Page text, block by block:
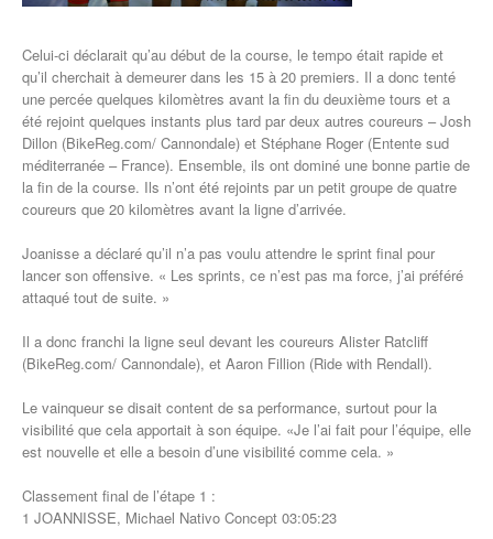
Celui-ci déclarait qu’au début de la course, le tempo était rapide et
qu’il cherchait à demeurer dans les 15 à 20 premiers. Il a donc tenté
une percée quelques kilomètres avant la fin du deuxième tours et a
été rejoint quelques instants plus tard par deux autres coureurs – Josh
Dillon (BikeReg.com/ Cannondale) et Stéphane Roger (Entente sud
méditerranée – France). Ensemble, ils ont dominé une bonne partie de
la fin de la course. Ils n’ont été rejoints par un petit groupe de quatre
coureurs que 20 kilomètres avant la ligne d’arrivée.
Joanisse a déclaré qu’il n’a pas voulu attendre le sprint final pour
lancer son offensive. « Les sprints, ce n’est pas ma force, j’ai préféré
attaqué tout de suite. »
Il a donc franchi la ligne seul devant les coureurs Alister Ratcliff
(BikeReg.com/ Cannondale), et Aaron Fillion (Ride with Rendall).
Le vainqueur se disait content de sa performance, surtout pour la
visibilité que cela apportait à son équipe. «Je l’ai fait pour l’équipe, elle
est nouvelle et elle a besoin d’une visibilité comme cela. »
Classement final de l’étape 1 :
1 JOANNISSE, Michael Nativo Concept 03:05:23